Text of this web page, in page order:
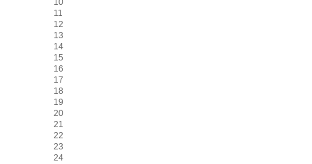
10
11
12
13
14
15
16
17
18
19
20
21
22
23
24